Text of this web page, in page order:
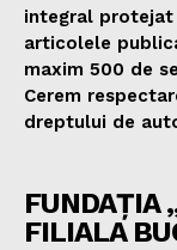
integral protejat
articolele
maxim 500 de
Cerem
dreptului de
FUNDAȚIA
FILIALA